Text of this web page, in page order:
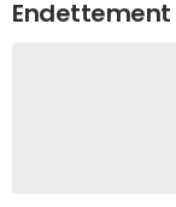
Endettement